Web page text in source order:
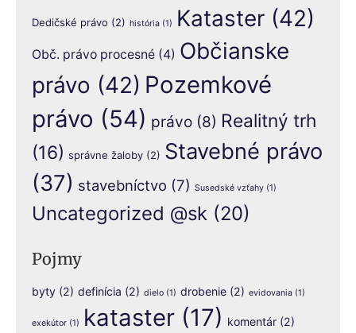
Dedičské právo (2) história (1) Kataster (42)
Obč. právo procesné (4) Občianske
právo (42) Pozemkové
právo (54) právo (8) Realitný trh
(16) správne žaloby (2) Stavebné právo
(37) stavebníctvo (7) Susedské vzťahy (1)
Uncategorized @sk (20)
Pojmy
byty (2) definícia (2) dielo (1) drobenie (2) evidovania (1)
exekútor (1) kataster (17) komentár (2)